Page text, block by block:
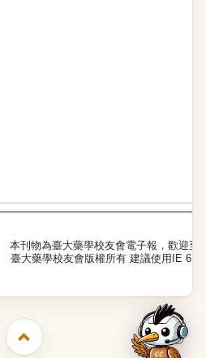
本刊物為臺大藥學校友會電子報，歡迎至
臺大藥學校友會版權所有 建議使用IE 6.0